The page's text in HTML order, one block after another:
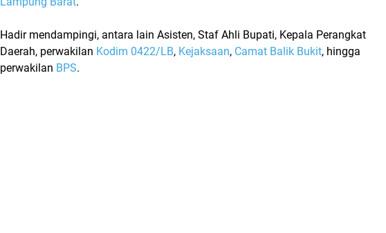
Hadir mendampingi, antara lain Asisten, Staf Ahli Bupati, Kepala Perangkat
Daerah, perwakilan Kodim 0422/LB, Kejaksaan, Camat Balik Bukit, hingga
perwakilan BPS.